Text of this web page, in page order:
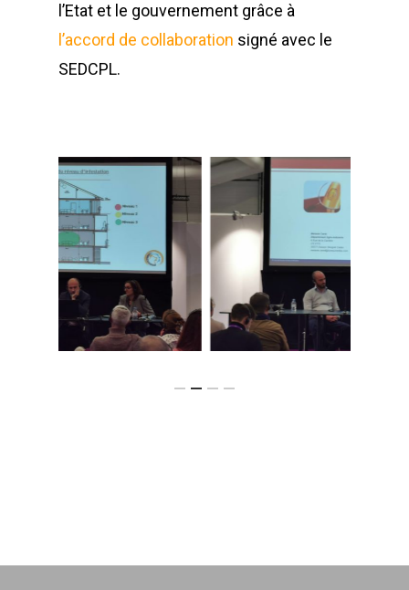
l’Etat et le gouvernement grâce à
l’accord de collaboration signé avec le
SEDCPL.